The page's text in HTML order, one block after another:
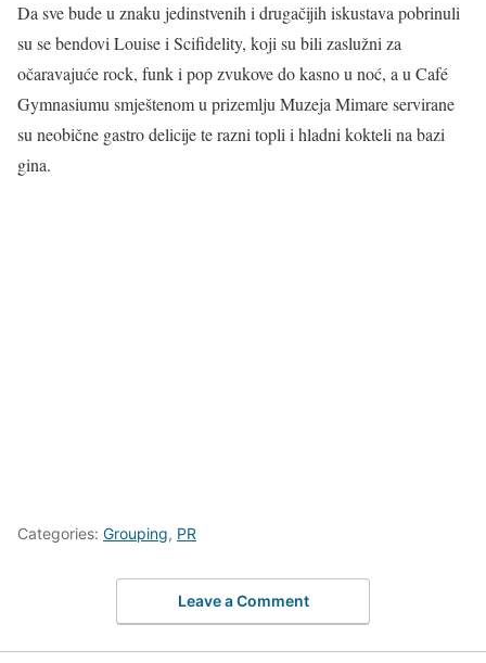
Da sve bude u znaku jedinstvenih i drugačijih iskustava pobrinuli
su se bendovi Louise i Scifidelity, koji su bili zaslužni za
očaravajuće rock, funk i pop zvukove do kasno u noć, a u Café
Gymnasiumu smještenom u prizemlju Muzeja Mimare servirane
su neobične gastro delicije te razni topli i hladni kokteli na bazi
gina.
Categories: Grouping, PR
Leave a Comment